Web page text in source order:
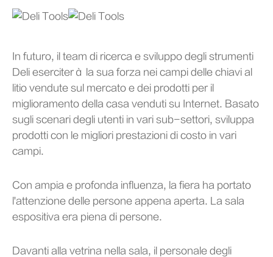
In futuro, il team di ricerca e sviluppo degli strumenti
Deli eserciterà la sua forza nei campi delle chiavi al
litio vendute sul mercato e dei prodotti per il
miglioramento della casa venduti su Internet. Basato
sugli scenari degli utenti in vari sub-settori, sviluppa
prodotti con le migliori prestazioni di costo in vari
campi.
Con ampia e profonda influenza, la fiera ha portato
l'attenzione delle persone appena aperta. La sala
espositiva era piena di persone.
Davanti alla vetrina nella sala, il personale degli